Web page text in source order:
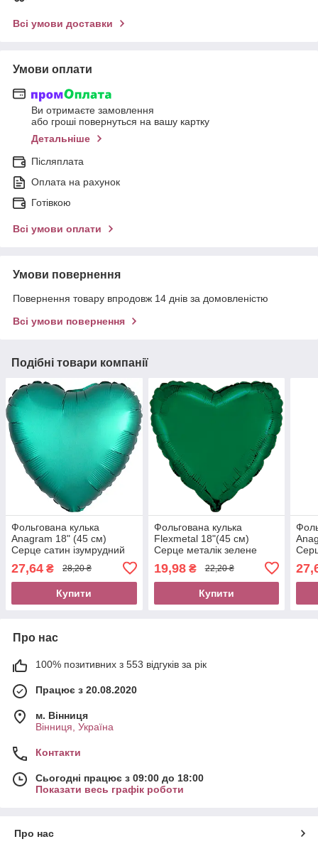
Всі умови доставки
Умови оплати
Ви отримаєте замовлення
або гроші повернуться на вашу картку
Детальніше
Післяплата
Оплата на рахунок
Готівкою
Всі умови оплати
Умови повернення
Повернення товару впродовж 14 днів за домовленістю
Всі умови повернення
Подібні товари компанії
Фольгована кулька
Anagram 18" (45 см)
Серце сатин ізумрудний
27,64 ₴ 28,20 ₴
Купити
Фольгована кулька
Flexmetal 18"(45 см)
Серце металік зелене
19,98₴ 22,20 ₴
Купити
Про нас
100% позитивних з 553 відгуків за рік
Працює з 20.08.2020
м. Вінниця
Вінниця, Україна
Контакти
Сьогодні працює з 09:00 до 18:00
Показати весь графік роботи
Про нас